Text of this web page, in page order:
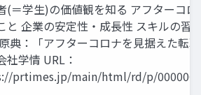
(＝学生)の価値観を知る アフターコ
と 企業の安定性・成長性 スキルの習
典：「アフターコロナを見据えた転
社学情 URL：
prtimes.jp/main/html/rd/p/